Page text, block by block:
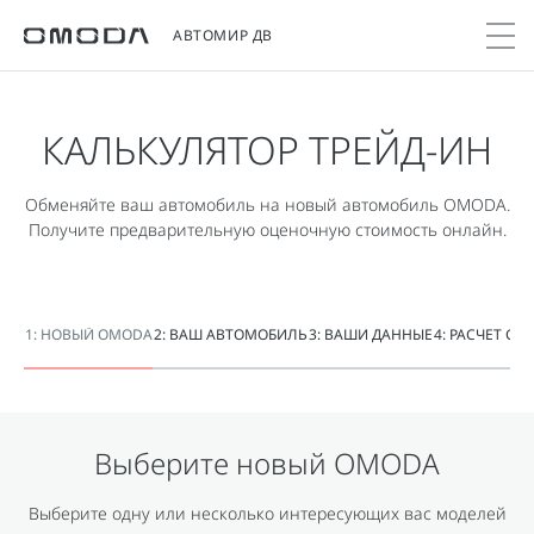
АВТОМИР ДВ
Модели
C5
C7
от 2 739 000 ₽*
Покупателям
Выбор и покупка
Cпецпредложения
Кредит и страхование
Кредитные программы
Владельцам
Сервис
Поддержка
Дополнительная техническая поддержка
Руководства по эксплуатации
Мир OMODA
О бренде
Онлайн-сервисы
Приложение O&J
Бренд JAECOO
Правовая информация
КАЛЬКУЛЯТОР ТРЕЙД-ИН
Обменяйте ваш автомобиль на новый автомобиль OMODA.
Получите предварительную оценочную стоимость онлайн.
1: НОВЫЙ OMODA2: ВАШ АВТОМОБИЛЬ3: ВАШИ ДАННЫЕ4: РАСЧЕТ
Выберите новый OMODA
Выберите одну или несколько интересующих вас моделей